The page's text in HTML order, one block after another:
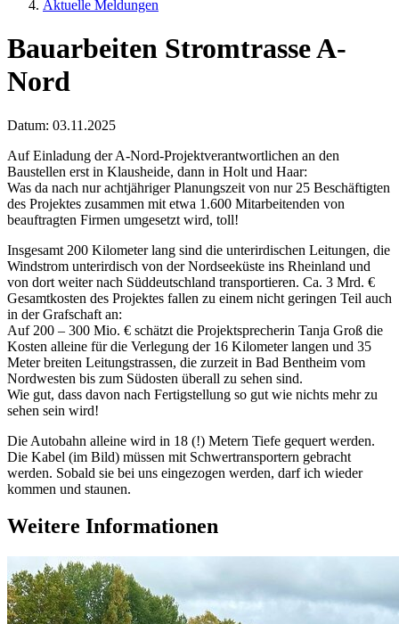
Aktuelle Meldungen
Bauarbeiten Stromtrasse A-
Nord
Datum: 03.11.2025
Auf Einladung der A-Nord-Projektverantwortlichen an den
Baustellen erst in Klausheide, dann in Holt und Haar:
Was da nach nur achtjähriger Planungszeit von nur 25 Beschäftigten
des Projektes zusammen mit etwa 1.600 Mitarbeitenden von
beauftragten Firmen umgesetzt wird, toll!
Insgesamt 200 Kilometer lang sind die unterirdischen Leitungen, die
Windstrom unterirdisch von der Nordseeküste ins Rheinland und
von dort weiter nach Süddeutschland transportieren. Ca. 3 Mrd. €
Gesamtkosten des Projektes fallen zu einem nicht geringen Teil auch
in der Grafschaft an:
Auf 200 – 300 Mio. € schätzt die Projektsprecherin Tanja Groß die
Kosten alleine für die Verlegung der 16 Kilometer langen und 35
Meter breiten Leitungstrassen, die zurzeit in Bad Bentheim vom
Nordwesten bis zum Südosten überall zu sehen sind.
Wie gut, dass davon nach Fertigstellung so gut wie nichts mehr zu
sehen sein wird!
Die Autobahn alleine wird in 18 (!) Metern Tiefe gequert werden.
Die Kabel (im Bild) müssen mit Schwertransportern gebracht
werden. Sobald sie bei uns eingezogen werden, darf ich wieder
kommen und staunen.
Weitere Informationen